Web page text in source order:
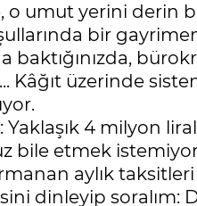
o umut yerini derin
bir
baktığınızda,
Kâğıt üzerinde
4 milyon
bile etmek
aylık
dinleyip soralım: